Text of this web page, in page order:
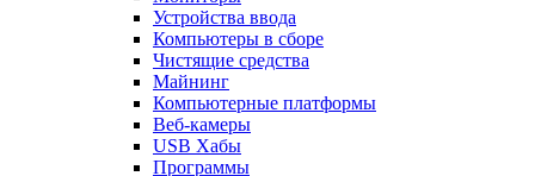
Устройства ввода
Компьютеры в сборе
Чистящие средства
Майнинг
Компьютерные платформы
Веб-камеры
USB Хабы
Программы